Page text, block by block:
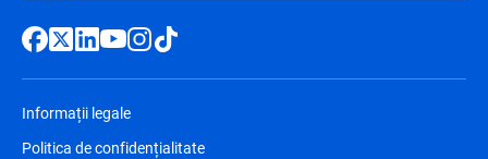
Informații legale
Politica de confidențialitate